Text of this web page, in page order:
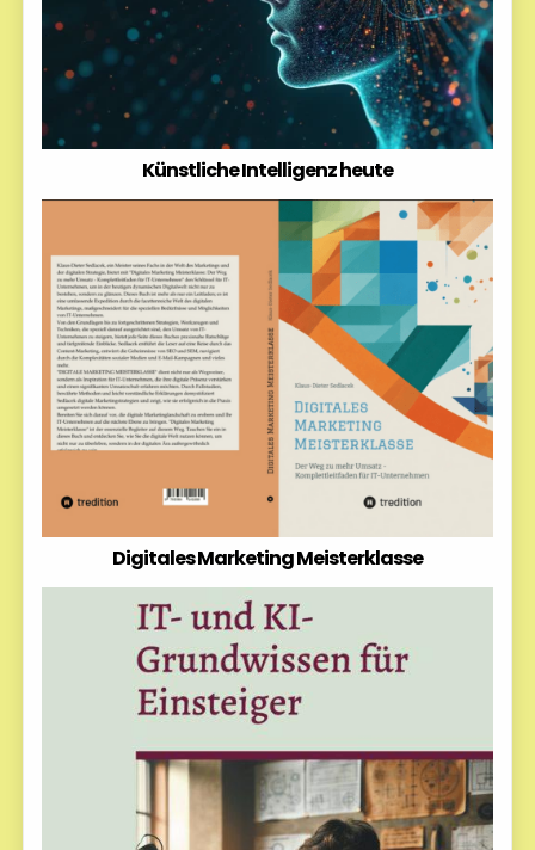
Künstliche Intelligenz heute
Digitales Marketing Meisterklasse